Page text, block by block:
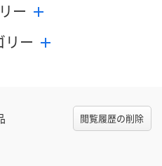
ー
リー
閲覧履歴の削除